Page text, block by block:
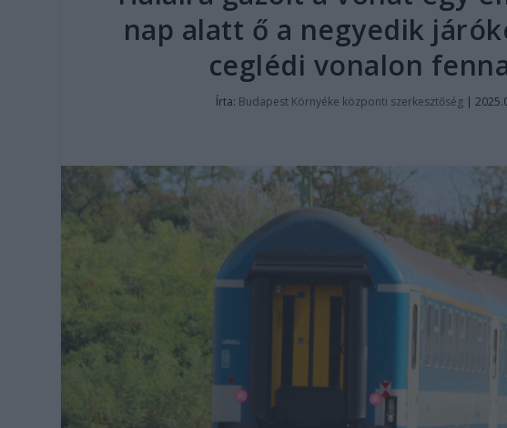
nap alatt ő a negyedik
ceglédi vonalon
Írta: Budapest Környéke központi szerkesztőség |